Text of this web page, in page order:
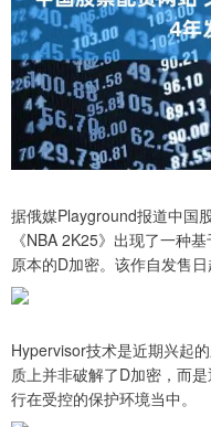
据俄媒Playground报道中国
《NBA 2K25》出现了一种
原本的D加密。该作自发售日
Hypervisor技术是近期兴起
质上并非破解了D加密，而
行在受控的保护环境当中。